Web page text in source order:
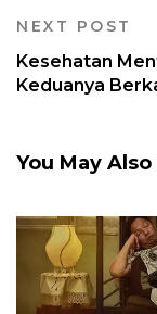
NEXT POST
Kesehatan
Keduanya
You May